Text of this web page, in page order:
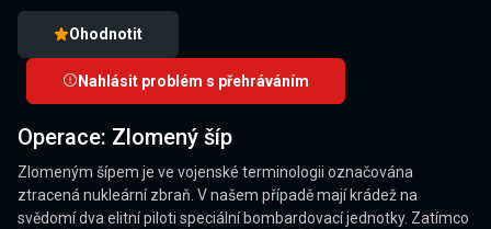
Ohodnotit
Nahlásit problém s přehráváním
Operace: Zlomený šíp
Zlomeným šípem je ve vojenské terminologii označována
ztracená nukleární zbraň. V našem případě mají krádež na
svědomí dva elitní piloti speciální bombardovací jednotky. Zatímco